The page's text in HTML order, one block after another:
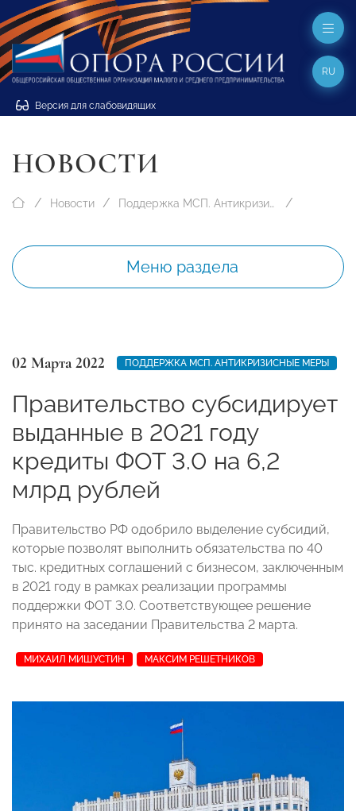
Версия для слабовидящих
RU
НОВОСТИ
Новости Поддержка МСП. Антикризисные меры
Меню раздела
02 Марта 2022 ПОДДЕРЖКА МСП. АНТИКРИЗИСНЫЕ МЕРЫ
Правительство субсидирует
выданные в 2021 году
кредиты ФОТ 3.0 на 6,2
млрд рублей
Правительство РФ одобрило выделение субсидий,
которые позволят выполнить обязательства по 40
тыс. кредитных соглашений с бизнесом, заключенным
в 2021 году в рамках реализации программы
поддержки ФОТ 3.0. Соответствующее решение
принято на заседании Правительства 2 марта.
МИХАИЛ МИШУСТИН МАКСИМ РЕШЕТНИКОВ